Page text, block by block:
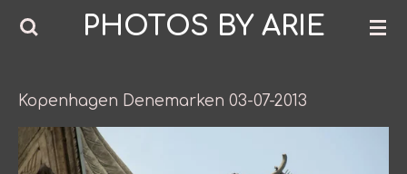
Ga
de
hoofdinhoud
PHOTOS BY ARIE
Kopenhagen Denemarken 03-07-2013